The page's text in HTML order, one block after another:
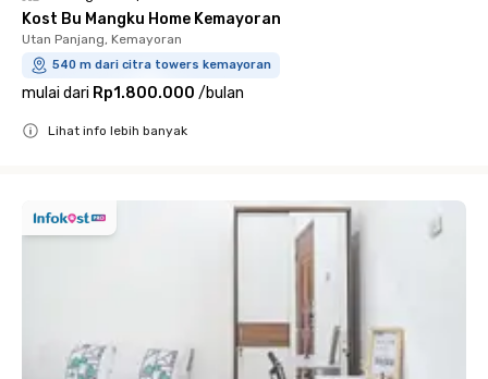
Kost Bu Mangku Home Kemayoran
Utan Panjang, Kemayoran
540 m dari citra towers kemayoran
mulai dari Rp1.800.000 /bulan
Lihat info lebih banyak